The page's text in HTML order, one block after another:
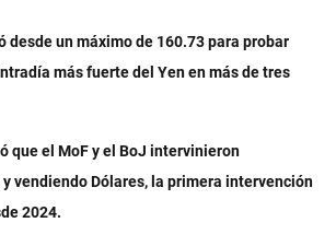
desde un máximo de 160.73 para probar
más fuerte del Yen en más de tres
que el MoF y el BoJ intervinieron
vendiendo Dólares, la primera intervención
2024.